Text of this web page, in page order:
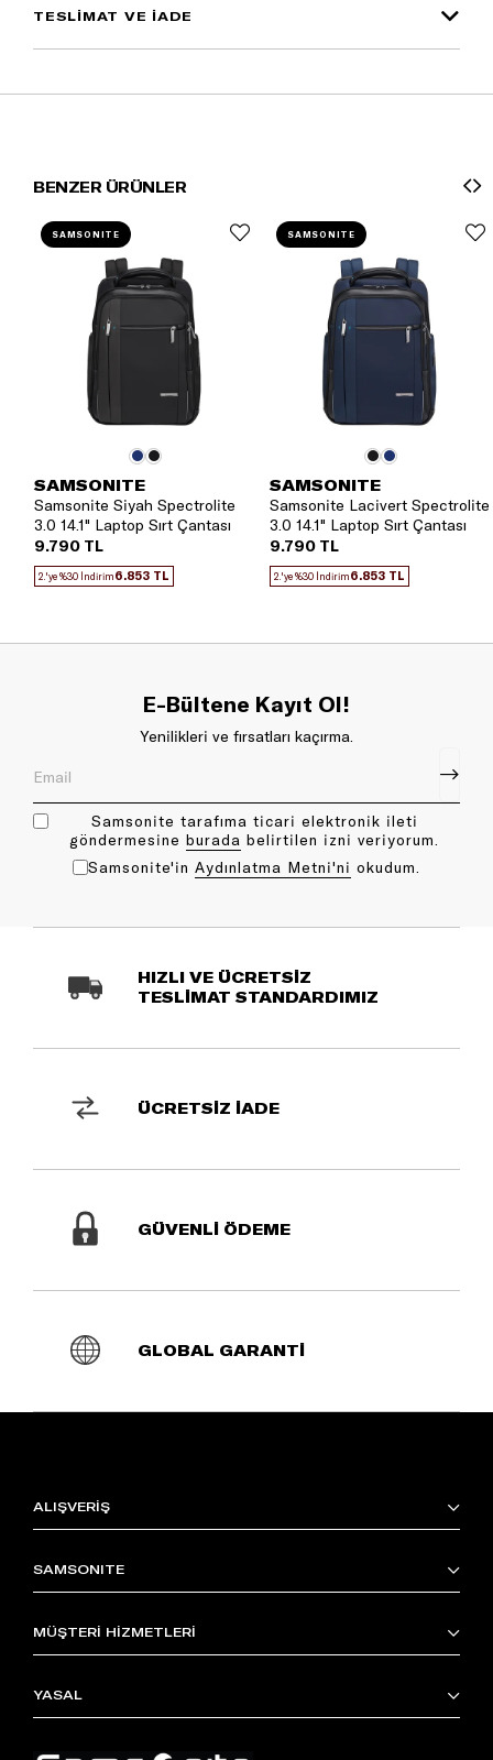
TESLİMAT VE İADE
BENZER ÜRÜNLER
SAMSONITE
Samsonite Siyah Spectrolite
3.0 14.1" Laptop Sırt Çantası
9.790 TL
2.'ye %30 İndirim6.853 TL
SAMSONITE
SAMSONITE
Samsonite Lacivert Spectrolite
3.0 14.1" Laptop Sırt Çantası
9.790 TL
2.'ye %30 İndirim6.853 TL
SAMSONITE
E-Bültene Kayıt Ol!
Yenilikleri ve fırsatları kaçırma.
Samsonite tarafıma ticari elektronik ileti
göndermesine bu rada belirtilen izni veriyorum.
Samsonite'in Aydınlatma Metni'ni okudum.
HIZLI VE ÜCRETSİZ
TESLİMAT STANDARDIMIZ
ÜCRETSİZ İADE
GÜVENLİ ÖDEME
GLOBAL GARANTİ
ALIŞVERİŞ
SAMSONITE
MÜŞTERİ HİZMETLERİ
YASAL